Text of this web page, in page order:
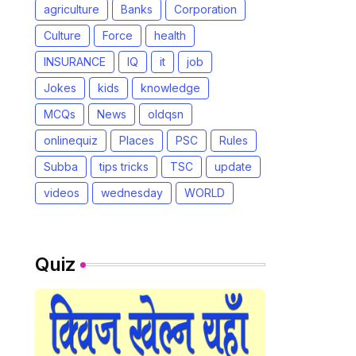
agriculture Banks
Corporation
Culture
Force
health
INSURANCE
IQ it
job
Jokes
kids
knowledge
MCQs
News
oldqsn
onlinequiz
Places PSC
Rules
Subba
tips tricks TSC
update
videos
wednesday WORLD
Quiz